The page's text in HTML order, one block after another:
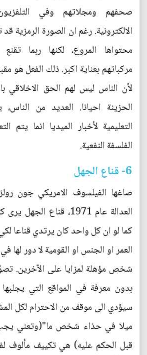
صحفهم ومجلاتهم وفي
الالكترونية. رغم ان الصورة
محتواها المروع، لكنها ربما تقنع
مركباتهم بعناية اكبر. ذلك الفعل هو
لأن الناس ليس لهم الحق الاخلاقي
الحزينة احيانا. العديد من
التعليمية لأخبار الميديا انما يتم
الفلسفة النفعية.
6- قناع الجهل
صاغها الفيلسوف الامريكي جون
العدالة عام 1971، قناع
كما لو ان كل واحد كان يرتدي قناعا
العمر او الجنس او القومية لا دور لها
شخص مؤهلة لمزايا على الآخرين.
بدون معرفة في المواقع التي
سيؤدي الى موقف من الاحترام لكل
ميلا في حذاء شخص ما"(وتعني يجب
قبل الحكم عليه) هي تكييف مألوف